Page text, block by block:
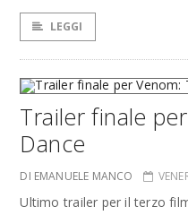
LEGGI
Trailer finale
Dance
DI EMANUELE MANCO
Ultimo trailer per il terzo